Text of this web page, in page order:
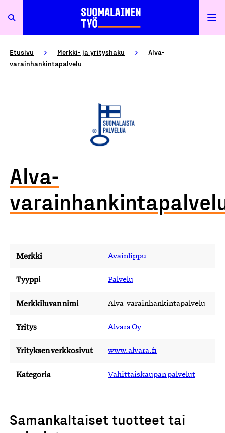
Etusivu Merkki- ja yrityshaku
Alva-
varainhankintapalvelu
Alva-
Merkki Avainlippu
Tyyppi Palvelu
Merkkiluvan nimi Alva-varainhankintapalvelu
Yritys Alvara Oy
Yrityksen verkkosivut www.alvara.fi
Kategoria Vähittäiskaupan palvelut
Samankaltaiset tuotteet tai